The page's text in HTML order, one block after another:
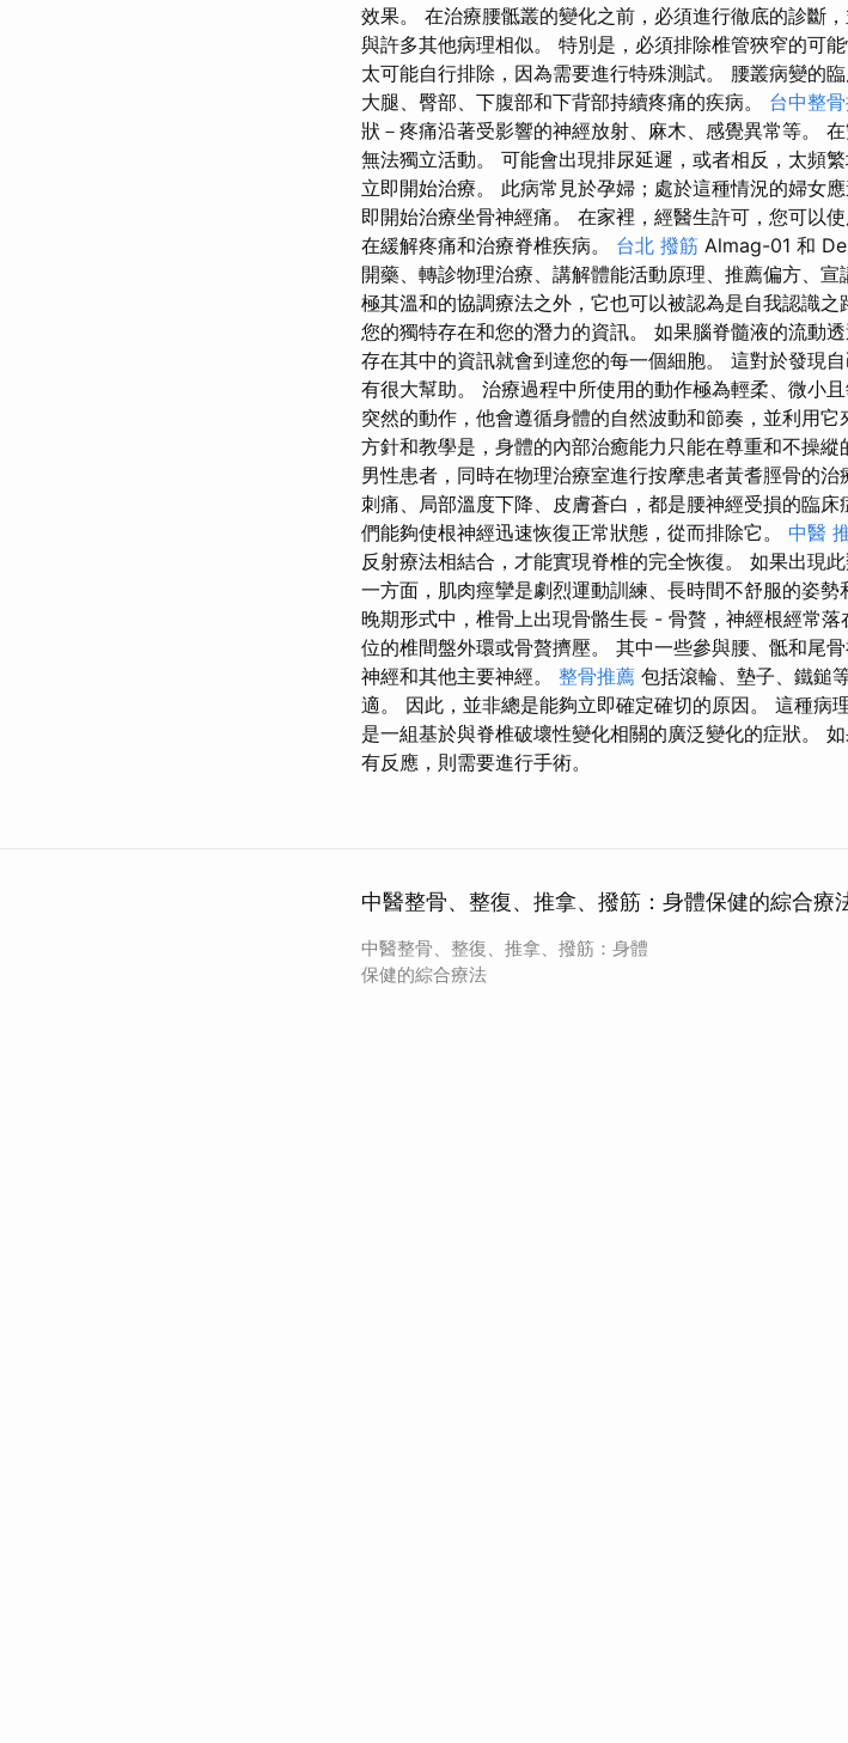
效果。 在治療腰骶叢的變化之前，必須進行徹底的診斷
與許多其他病理相似。 特別是，必須排除椎管狹窄的可
太可能自行排除，因為需要進行特殊測試。 腰叢病變的
大腿、臀部、下腹部和下背部持續疼痛的疾病。 台中整
狀－疼痛沿著受影響的神經放射、麻木、感覺異常等。
無法獨立活動。 可能會出現排尿延遲，或者相反，太頻
立即開始治療。 此病常見於孕婦；處於這種情況的婦女
即開始治療坐骨神經痛。 在家裡，經醫生許可，您可以
在緩解疼痛和治療脊椎疾病。 台北 撥筋 Almag-01 和
開藥、轉診物理治療、講解體能活動原理、推薦偏方、
極其溫和的協調療法之外，它也可以被認為是自我認識之
您的獨特存在和您的潛力的資訊。 如果腦脊髓液的流動
存在其中的資訊就會到達您的每一個細胞。 這對於發現
有很大幫助。 治療過程中所使用的動作極為輕柔、微小且
突然的動作，他會遵循身體的自然波動和節奏，並利用
方針和教學是，身體的內部治癒能力只能在尊重和不操
男性患者，同時在物理治療室進行按摩患者黃耆脛骨的
刺痛、局部溫度下降、皮膚蒼白，都是腰神經受損的臨
們能夠使根神經迅速恢復正常狀態，從而排除它。 中醫
反射療法相結合，才能實現脊椎的完全恢復。 如果出現
一方面，肌肉痙攣是劇烈運動訓練、長時間不舒服的姿
晚期形式中，椎骨上出現骨骼生長 - 骨贅，神經根經常
位的椎間盤外環或骨贅擠壓。 其中一些參與腰、骶和尾
神經和其他主要神經。 整骨推薦 包括滾輪、墊子、鐵鎚
適。 因此，並非總是能夠立即確定確切的原因。 這種病
是一組基於與脊椎破壞性變化相關的廣泛變化的症狀。
有反應，則需要進行手術。
中醫整骨、整復、推拿、撥筋：身體保健的綜合療
中醫整骨、整復、推拿、撥筋：身體
保健的綜合療法